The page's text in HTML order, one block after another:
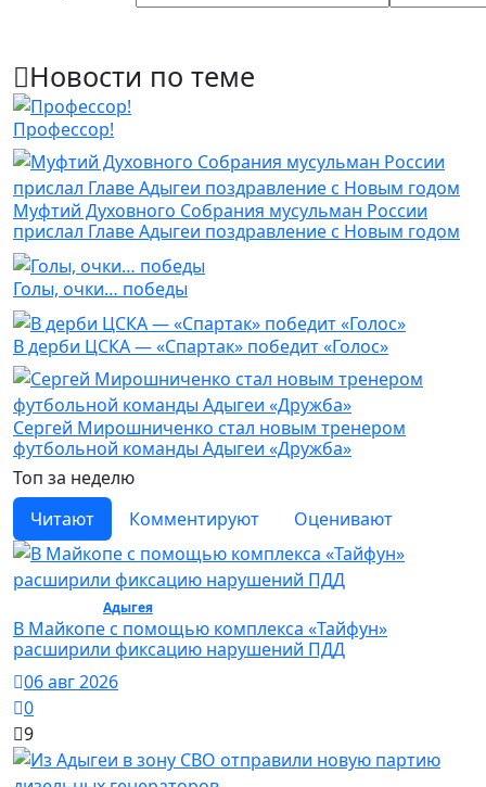
Новости по теме
Профессор!
Муфтий Духовного Собрания мусульман России
прислал Главе Адыгеи поздравление с Новым годом
Голы, очки… победы
В дерби ЦСКА — «Спартак» победит «Голос»
Сергей Мирошниченко стал новым тренером
футбольной команды Адыгеи «Дружба»
Топ за неделю
Читают
Комментируют Оценивают
Адыгея/ Общество
В Майкопе с помощью комплекса «Тайфун»
расширили фиксацию нарушений ПДД
06 авг 2026
0
9